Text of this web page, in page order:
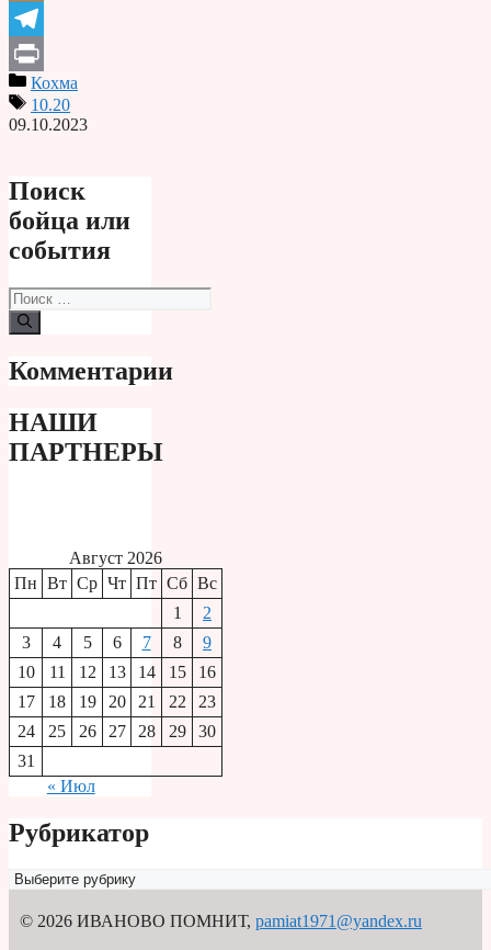
Odnoklassniki
Telegram
PrintКохма
10.20
09.10.2023
Поиск
бойца или
события
Поиск:
Комментарии
НАШИ
ПАРТНЕРЫ
Август 2026
Пн Вт Ср Чт Пт Сб Вс
1
2
3
4 5 6 7 8
9
10
11 12 13 14 15
16
17
18 19 20 21 22
23
24
25 26 27 28 29
30
31
« Июл
Рубрикатор
Рубрикатор
© 2026 ИВАНОВО ПОМНИТ, pamiat1971@yandex.ru